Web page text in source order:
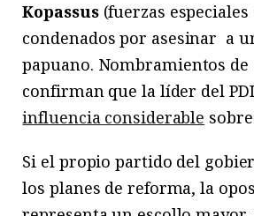
Kopassus(fuerzas
condenados por asesinar a
papuano. Nombramientos de
confirman que la líder del
influencia considerable
Si el propio partido del
los planes de reforma, la